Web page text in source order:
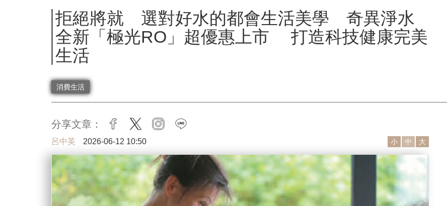
拒絕將就 選對好水的都會生活美學 奇異淨水
全新「極光RO」超優惠上市 打造科技健康完美
生活
消費生活
分享文章： facebook
twitter instagram
呂中英 2026-06-12 10:50 小 中 大